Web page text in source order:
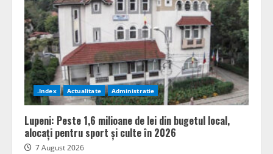
.Index Actualitate Administratie
Lupeni: Peste 1,6 milioane de lei din bugetul local,
alocați pentru sport și culte în 2026
7 August 2026